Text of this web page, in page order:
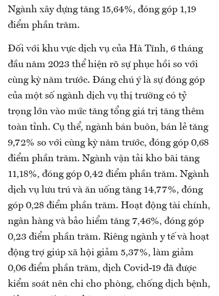
Ngành xây dựng tăng 15,64%, đóng góp 1,19
điểm phần trăm.
Đối với khu vực dịch vụ của Hà Tĩnh, 6 tháng
đầu năm 2023 thể hiện rõ sự phục hồi so với
cùng kỳ năm trước. Đáng chú ý là sự đóng góp
của một số ngành dịch vụ thị trường có tỷ
trọng lớn vào mức tăng tổng giá trị tăng thêm
toàn tỉnh. Cụ thể, ngành bán buôn, bán lẻ tăng
9,72% so với cùng kỳ năm trước, đóng góp 0,68
điểm phần trăm. Ngành vận tải kho bãi tăng
11,18%, đóng góp 0,42 điểm phần trăm. Ngành
dịch vụ lưu trú và ăn uống tăng 14,77%, đóng
góp 0,28 điểm phần trăm. Hoạt động tài chính,
ngân hàng và bảo hiểm tăng 7,46%, đóng góp
0,23 điểm phần trăm. Riêng ngành y tế và hoạt
động trợ giúp xã hội giảm 5,37%, làm giảm
0,06 điểm phần trăm, dịch Covid-19 đã được
kiểm soát nên chi cho phòng, chống dịch bệnh,